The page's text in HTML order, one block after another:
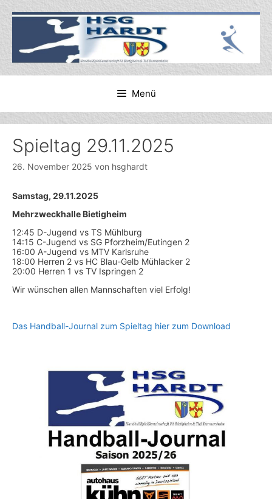
Inhalt
Menü
Spieltag 29.11.2025
26. November 2025 von hsghardt
Samstag, 29.11.2025
Mehrzweckhalle Bietigheim
12:45 D-Jugend vs TS Mühlburg
14:15 C-Jugend vs SG Pforzheim/Eutingen 2
16:00 A-Jugend vs MTV Karlsruhe
18:00 Herren 2 vs HC Blau-Gelb Mühlacker 2
20:00 Herren 1 vs TV Ispringen 2
Wir wünschen allen Mannschaften viel Erfolg!
Das Handball-Journal zum Spieltag hier zum Download